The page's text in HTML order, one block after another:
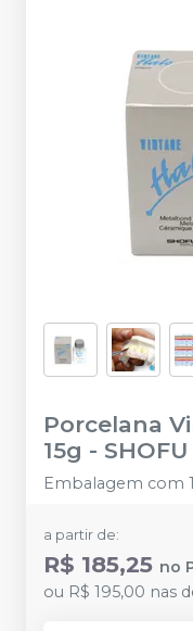
Porcelana
15g - SHOFU
Embalagem com
a partir de:
R$ 185,25 no
ou R$ 195,00 nas